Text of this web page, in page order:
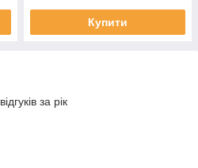
Купити
за рік